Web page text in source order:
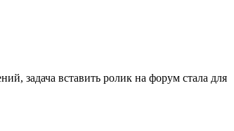
задача вставить ролик на форум стала для